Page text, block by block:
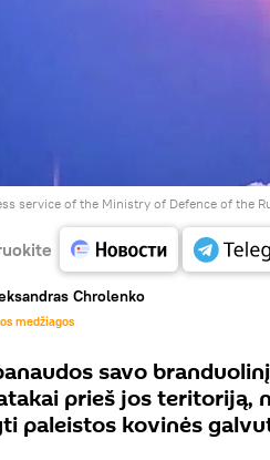
service of the Ministry of Defence of the
Chrolenko
medžiagos
savo
prieš jos teritoriją,
paleistos kovinės